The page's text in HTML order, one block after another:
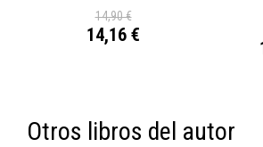
14,90 €
14,16 €
Otros libros del autor